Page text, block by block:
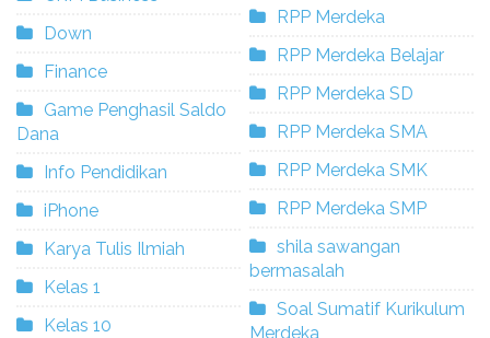
Down
Finance
Game Penghasil Saldo
Dana
Info Pendidikan
iPhone
Karya Tulis Ilmiah
Kelas 1
Kelas 10
RPP Merdeka
RPP Merdeka Belajar
RPP Merdeka SD
RPP Merdeka SMA
RPP Merdeka SMK
RPP Merdeka SMP
shila sawangan
bermasalah
Soal Sumatif Kurikulum
Merdeka